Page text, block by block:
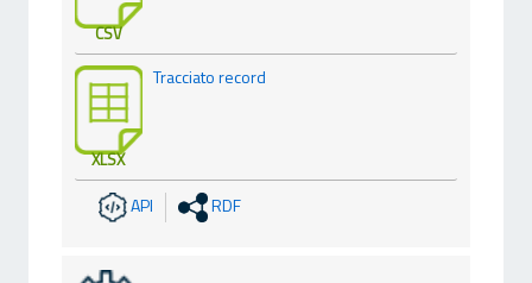
CSV
XLSX
Tracciato record
API RDF